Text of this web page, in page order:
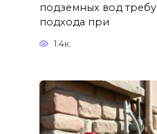
подземных вод
подхода при
1.4к.